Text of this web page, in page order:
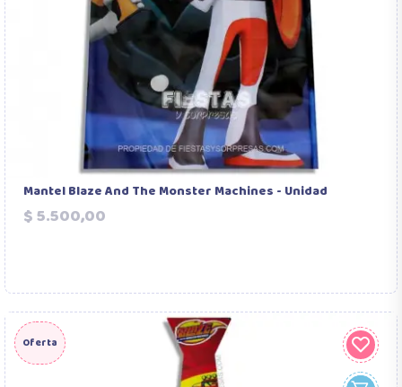
Mantel Blaze And The Monster Machines - Unidad
$ 5.500,00
Oferta